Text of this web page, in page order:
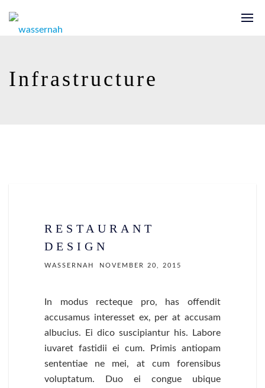
Infrastructure
RESTAURANT
DESIGN
WASSERNAH NOVEMBER 20, 2015
In modus recteque pro, has offendit
accusamus interesset ex, per at accusam
albucius. Ei dico suscipiantur his. Labore
iuvaret fastidii ei cum. Primis antiopam
sententiae ne mei, at cum forensibus
voluptatum. Duo ei congue ubique